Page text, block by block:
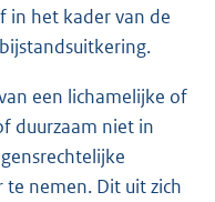
in het kader van de
een lichamelijke of
duurzaam niet in
nemen. Dit uit zich